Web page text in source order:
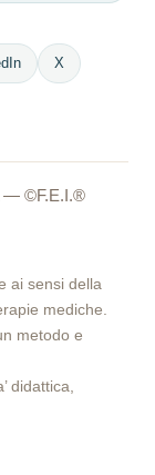
X
— ©F.E.I.®
ai sensi della
mediche.
metodo e
didattica,